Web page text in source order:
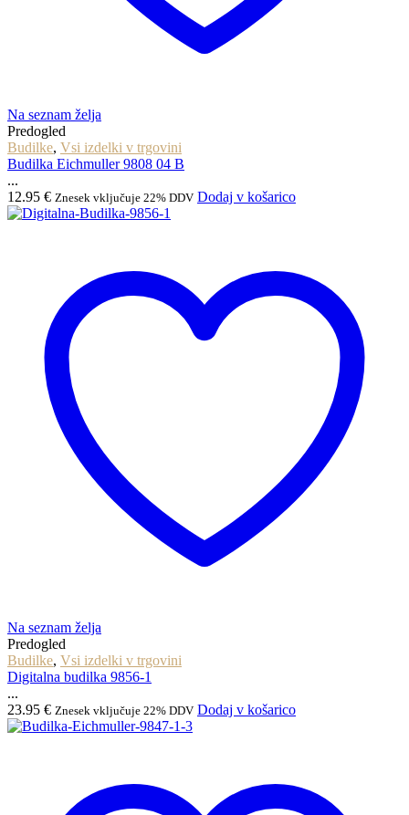
Na seznam želja
Predogled
Budilke, Vsi izdelki v trgovini
Budilka Eichmuller 9808 04 B
...
12.95 € Znesek vključuje 22% DDV Dodaj v košarico
Na seznam želja
Predogled
Budilke, Vsi izdelki v trgovini
Digitalna budilka 9856-1
...
23.95 € Znesek vključuje 22% DDV Dodaj v košarico